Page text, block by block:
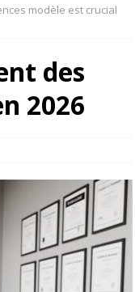
modèle est crucial
des
2026